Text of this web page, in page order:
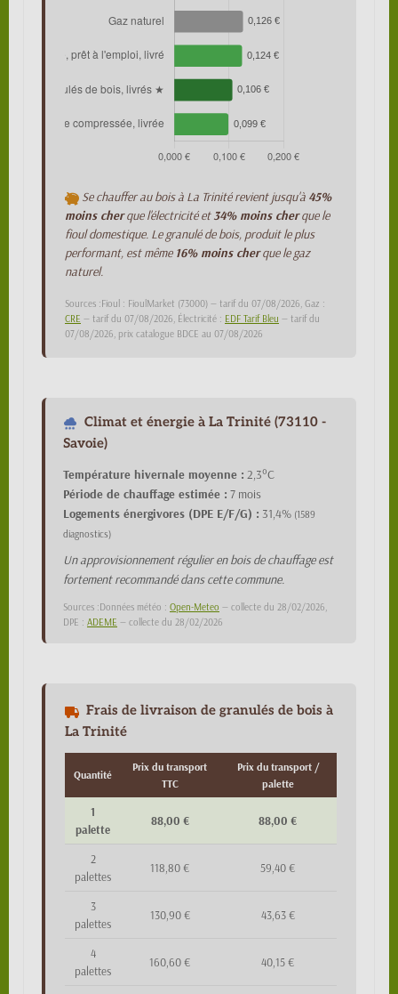
Se chauffer au bois à La Trinité revient jusqu'à 45%
moins cherque l'électricité et34% moins cherque le
fioul domestique. Le granulé de bois, produit le plus
performant, est même 16% moins cherque le gaz
naturel.
Sources :Fioul : FioulMarket (73000) — tarif du 07/08/2026, Gaz :
CRE — tarif du 07/08/2026, Électricité : EDF Tarif Bleu — tarif du
07/08/2026, prix catalogue BDCE au 07/08/2026
Climat et énergie à La Trinité (73110 -
Savoie)
Température hivernale moyenne : 2,3°C
Période de chauffage estimée : 7 mois
Logements énergivores (DPE E/F/G) : 31,4% (1589
diagnostics)
Un approvisionnement régulier en bois de chauffage est
fortement recommandé dans cette commune.
Sources :Données météo : Open-Meteo — collecte du 28/02/2026,
DPE : ADEME — collecte du 28/02/2026
Frais de livraison de granulés de bois à
La Trinité
Quantité
Prix du transport
TTC
Prix du transport /
palette
1
palette
88,00 € 88,00 €
2
palettes
118,80 € 59,40 €
3
palettes
130,90 € 43,63 €
4
palettes
160,60 € 40,15 €